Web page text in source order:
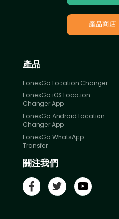
產品商店
產品
FonesGo Location Changer
FonesGo iOS Location
Changer App
FonesGo Android Location
Changer App
FonesGo WhatsApp
Transfer
關注我們